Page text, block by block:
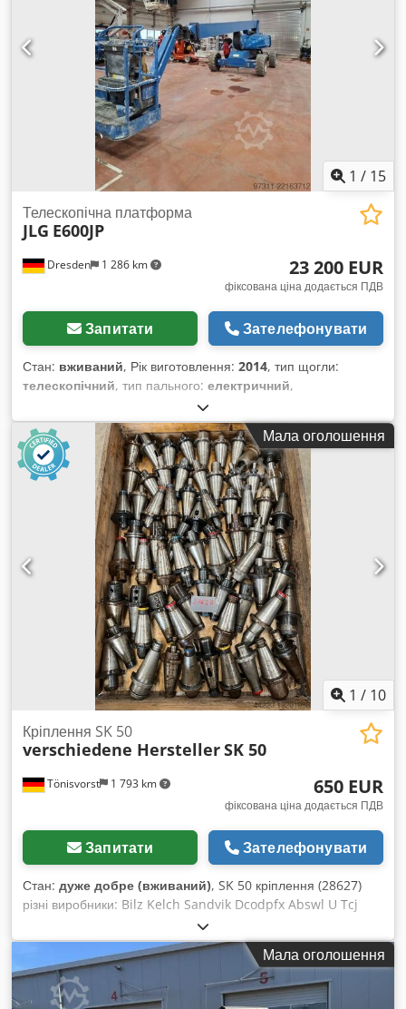
1 / 15
Dresden 1 286 km
Телескопічна платформа
JLG E600JP
23 200 EUR
фіксована ціна додається ПДВ
Запитати Зателефонувати
Стан: вживаний, Рік виготовлення: 2014, тип щогли:
телескопічний, тип пального: електричний,
Вантажопідйомність: 230 кг Dcodpfx Abszfpkae Nok
Звертайтеся до центру вживаного обладнання для
отримання додаткової інформації.
Мала оголошення
1 / 10
Tönisvorst 1 793 km
Кріплення SK 50
verschiedene HerstellerSK 50
650 EUR
фіксована ціна додається ПДВ
Запитати Зателефонувати
Стан: дуже добре (вживаний), SK 50 кріплення (28627)
різні виробники: Bilz Kelch Sandvik Dcodpfx Abswl U Tcj
Мала оголошення